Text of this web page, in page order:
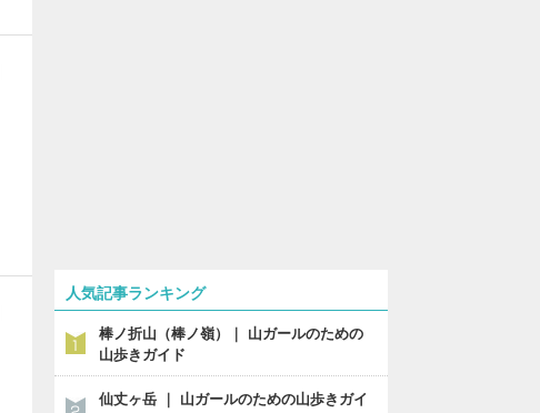
人気記事ランキング
棒ノ折山（棒ノ嶺）｜ 山ガールのための
山歩きガイド
仙丈ヶ岳 ｜ 山ガールのための山歩きガイ